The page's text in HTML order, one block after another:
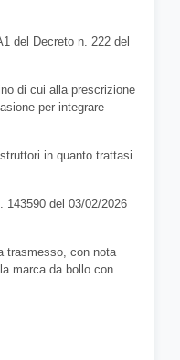
del Decreto n. 222 del
di cui alla prescrizione
per integrare
in quanto trattasi
143590 del 03/02/2026
trasmesso, con nota
marca da bollo con